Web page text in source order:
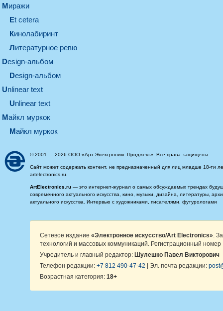
миражи
et cetera
кинолабиринт
литературное ревю
design-альбом
design-альбом
unlinear text
Unlinear text
майкл муркок
майкл муркок
© 2001 — 2026 ООО «Арт Электроникс Проджект». Все права защищены.
Сайт может содержать контент, не предназначенный для лиц младше 18-ти
artelectronics.ru.
ArtElectronics.ru — это интернет-журнал о самых обсуждаемых трендах
современного актуального искусства, кино, музыки, дизайна, литературы,
актуального искусства. Интервью с художниками, писателями, футурологами
Сетевое издание «Электронное искусство/Art Electronics» .
технологий и массовых коммуникаций. Регистрационный
Учредитель и главный редактор: Шулешко Павел Викторович
Телефон редакции: +7 812 490-47-42 | Эл. почта редакции:
Возрастная категория: 18+